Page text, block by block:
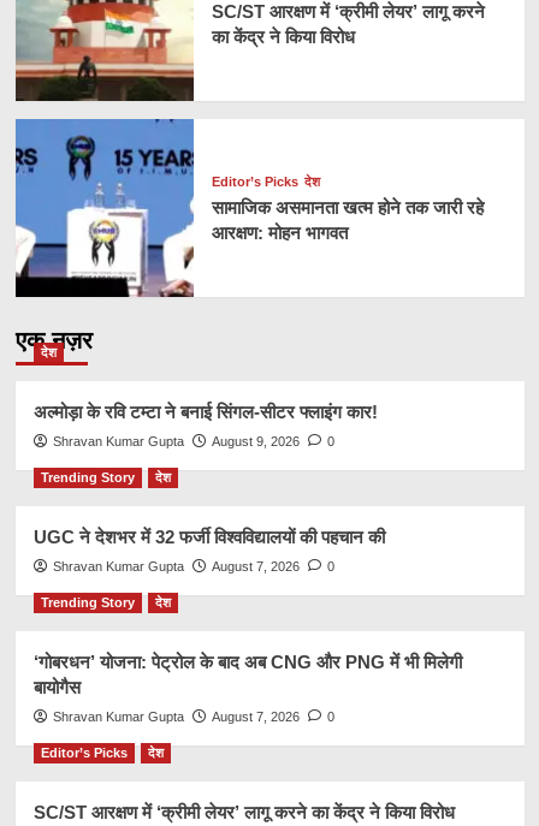
SC/ST आरक्षण में ‘क्रीमी लेयर’ लागू करने
का केंद्र ने किया विरोध
Editor’s Picks देश
सामाजिक असमानता खत्म होने तक जारी रहे
आरक्षण: मोहन भागवत
एक नज़र
देश
अल्मोड़ा के रवि टम्टा ने बनाई सिंगल-सीटर फ्लाइंग कार!
Shravan Kumar Gupta August 9, 2026 0
Trending Story देश
UGC ने देशभर में 32 फर्जी विश्वविद्यालयों की पहचान की
Shravan Kumar Gupta August 7, 2026 0
Trending Story देश
‘गोबरधन’ योजना: पेट्रोल के बाद अब CNG और PNG में भी मिलेगी
बायोगैस
Shravan Kumar Gupta August 7, 2026 0
Editor’s Picks देश
SC/ST आरक्षण में ‘क्रीमी लेयर’ लागू करने का केंद्र ने किया विरोध